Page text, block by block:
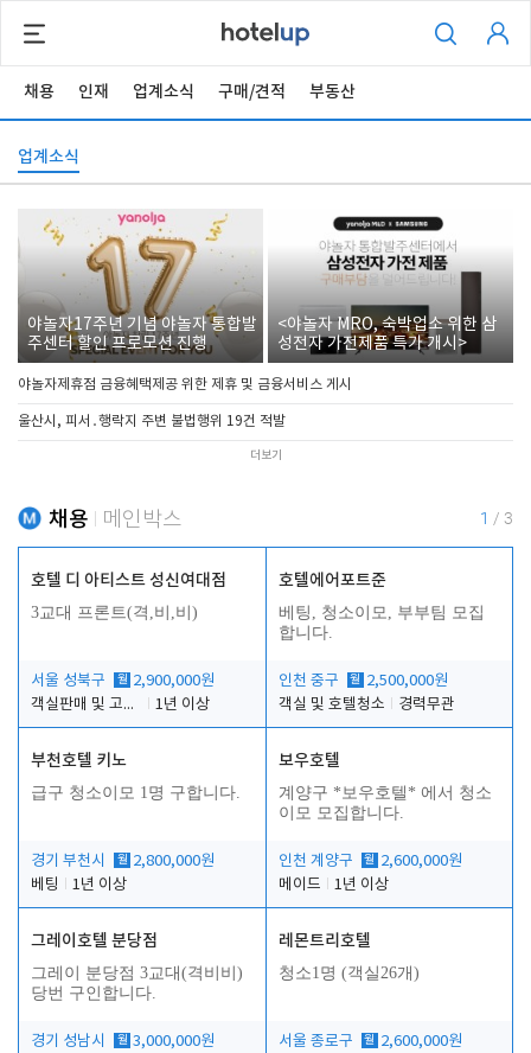
채용 인재 업계소식 구매/견적 부동산
업계소식
야놀자17주년 기념 야놀자 통합발
주센터 할인 프로모션 진행
<야놀자 MRO, 숙박업소 위한 삼
성전자 가전제품 특가 개시>
야놀자제휴점 금융혜택제공 위한 제휴 및 금융서비스 게시
울산시, 피서․행락지 주변 불법행위 19건 적발
더보기
채용 메인박스 1 / 3
호텔 디 아티스트 성신여대점
3교대 프론트(격,비,비)
서울 성북구 월 2,900,000원
객실판매 및 고객응대
1년 이상
호텔에어포트준
베팅, 청소이모, 부부팀 모집
합니다.
인천 중구 월 2,500,000원
객실 및 호텔청소
경력무관
부천호텔 키노
급구 청소이모 1명 구합니다.
경기 부천시 월 2,800,000원
베팅
1년 이상
보우호텔
계양구 *보우호텔* 에서 청소
이모 모집합니다.
인천 계양구 월 2,600,000원
메이드
1년 이상
그레이호텔 분당점
그레이 분당점 3교대(격비비)
당번 구인합니다.
경기 성남시 월 3,000,000원
레몬트리호텔
청소1명 (객실26개)
서울 종로구 월 2,600,000원